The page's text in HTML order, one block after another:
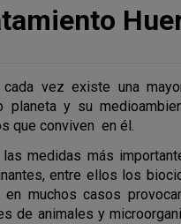
cada vez existe una
planeta y su
que conviven en él.
las medidas más
entre ellos los
en muchos casos
de animales y